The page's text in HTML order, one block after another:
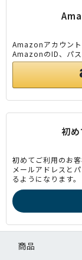
Amazonアカウント
AmazonのID、パス
初
初めてご利用のお
メールアドレスと
るようになります。
商品